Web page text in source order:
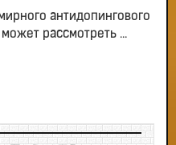
антидопингового
может рассмотреть ...